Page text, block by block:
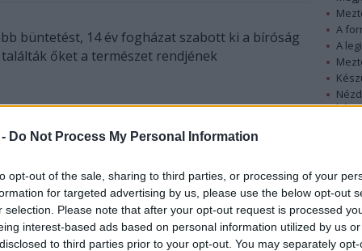
Do Not Process My Personal Information
opt-out of the sale, sharing to third parties, or processing of your
for targeted advertising by us, please use the below opt-out
selection. Please note that after your opt-out request is processed
interest-based ads based on personal information utilized by us
to third parties prior to your opt-out. You may separately
büntetést, 14 év fogházat szabott ki a bíróság
őket a természet rendjének
(20) tavaly december 27-én
miután a pár egy jelképes
Nyakwawa Usiwa Usiwaha bíró a párt
„Azért kaptátok ezt a súlyos büntetést,
a hozzátok hasonló emberektől, és senki se
amely ellentétben áll az ország kulturális és
A
A